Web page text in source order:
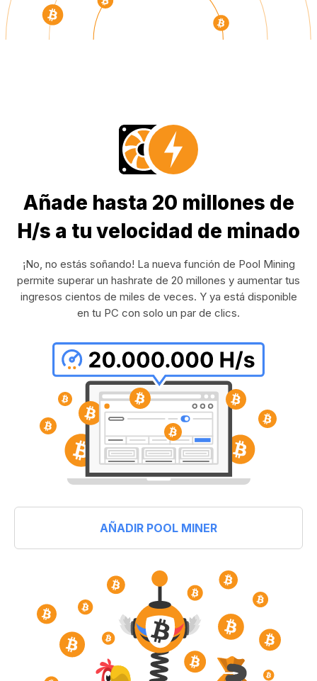
Añade hasta 20 millones de
H/s a tu velocidad de minado
¡No, no estás soñando! La nueva función de Pool Mining
permite superar un hashrate de 20 millones y aumentar tus
ingresos cientos de miles de veces. Y ya está disponible
en tu PC con solo un par de clics.
AÑADIR POOL MINER